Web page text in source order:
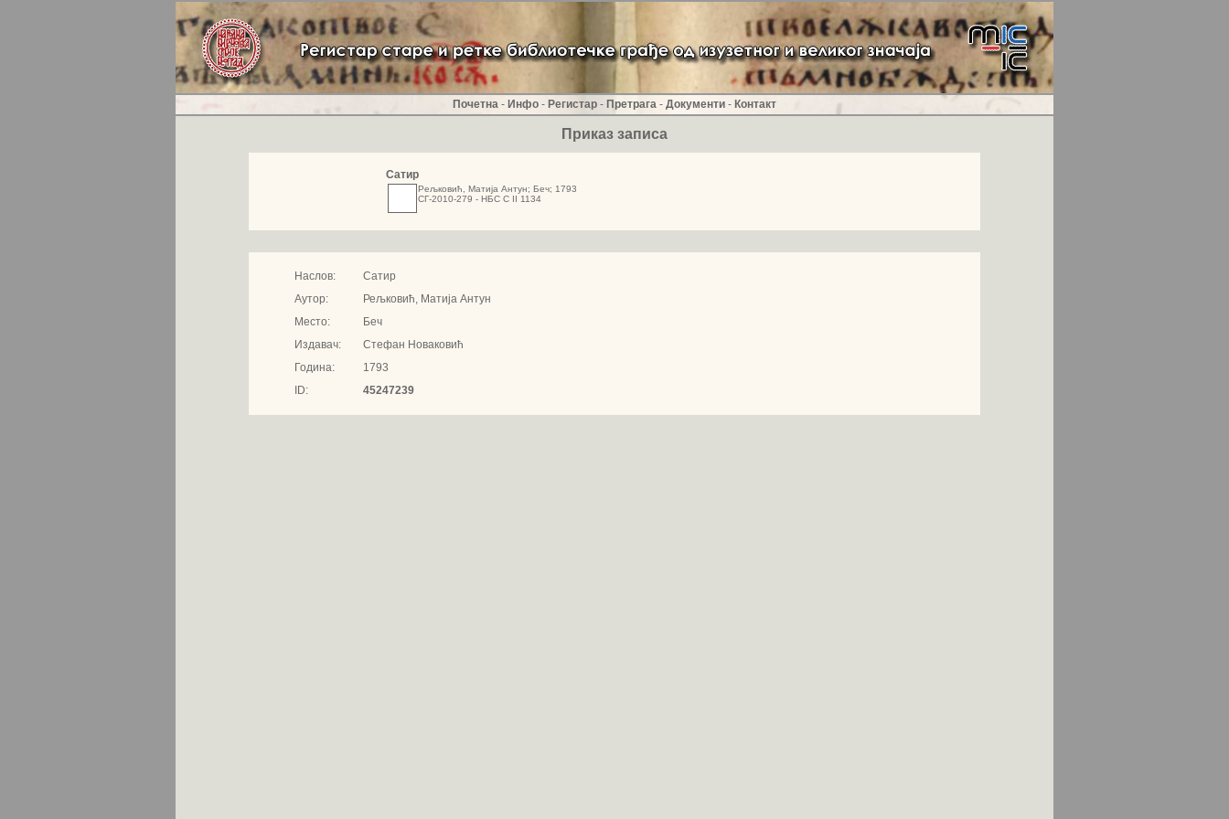
Почетна - Инфо - Регистар - Претрага - Документи - Контакт
Приказ записа
Сатир
Рељковић, Матија Антун; Беч; 1793
СГ-2010-279 - НБС С II 1134
Наслов:
Сатир
Аутор:
Рељковић, Матија Антун
Место:
Беч
Издавач:
Стефан Новаковић
Година:
1793
ID:
45247239